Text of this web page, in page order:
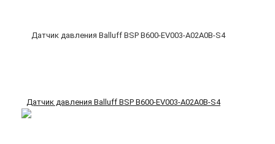
Датчик давления Balluff BSP B600-EV003-A02A0B-S4